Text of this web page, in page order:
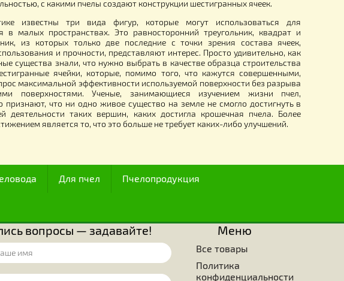
Летковая приставка "Bee Healthy"
38.00грн.
Колпачок (сеточка) для
25.00грн.
Начиная с XVIII века, ряд исследователей, изучающих секреты
В математике известны три вида фигур, которые могут
размещения в малых пространствах. Это равносторонний треугольник,
шестиугольник, из которых только две последние с точки зрения
удобства использования и прочности, представляют интерес. Просто
эти крохотные существа знали, что нужно выбрать в качестве образца